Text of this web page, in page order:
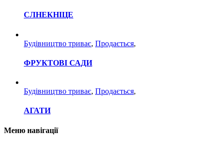
СЛНЕКНІЦЕ
Будівництво триває, Продається,
ФРУКТОВІ САДИ
Будівництво триває, Продається,
АГАТИ
Меню навігації